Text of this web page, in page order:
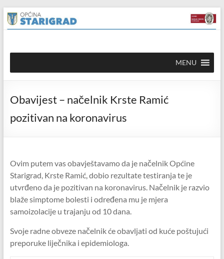
content
Skip
to
content
Općina
Starigrad
mrežna
stranica
MENU
Obavijest – načelnik Krste Ramić
pozitivan na koronavirus
Ovim putem vas obavještavamo da je načelnik Općine
Starigrad, Krste Ramić, dobio rezultate testiranja te je
utvrđeno da je pozitivan na koronavirus. Načelnik je razvio
blaže simptome bolesti i određena mu je mjera
samoizolacije u trajanju od 10 dana.
Svoje radne obveze načelnik će obavljati od kuće poštujući
preporuke liječnika i epidemiologa.